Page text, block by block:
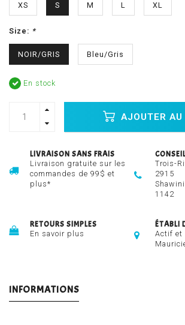
XS S M L XL
Size: *
NOIR/GRIS Bleu/Gris
En stock
AJOUTER AU
LIVRAISON SANS FRAIS
Livraison gratuite sur les
commandes de 99$ et
plus*
Trois-
2915
1142
RETOURS SIMPLES
En savoir plus
ÉTABLI
Actif et
INFORMATIONS